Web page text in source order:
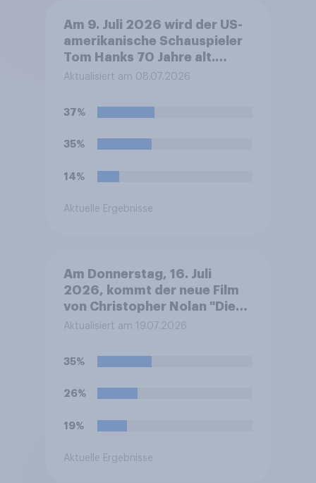
Am 9. Juli 2026 wird der US-
amerikanische Schauspieler
Tom Hanks 70 Jahre alt.
Welche Meinung haben Sie zu
Aktualisiert am 08.07.2026
37%
35%
14%
Aktuelle Ergebnisse
Am Donnerstag, 16. Juli
2026, kommt der neue Film
von Christopher Nolan "Die
Odyssee" in die deutschen
Schauspielern Matt Damon,
Anne Hathaway und Tom
Holland. Haben Sie vor, den
Aktualisiert am 19.07.2026
35%
26%
19%
Aktuelle Ergebnisse